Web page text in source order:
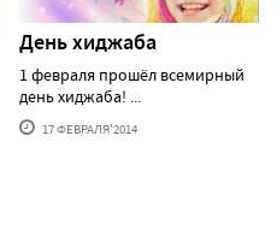
День хиджаба
1 февраля прошёл всемирный
день хиджаба! ...
17 ФЕВРАЛЯ'2014